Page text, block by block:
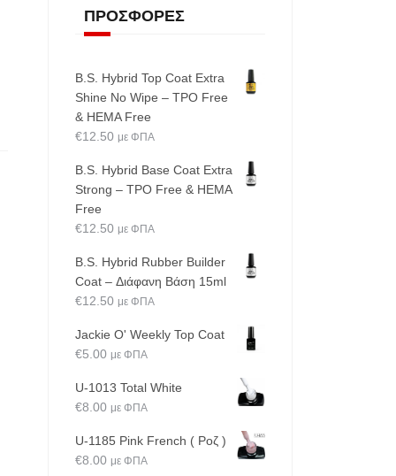
ΠΡΟΣΦΟΡΈΣ
B.S. Hybrid Top Coat Extra
Shine No Wipe – TPO Free
& HEMA Free
€12.50 με ΦΠΑ
B.S. Hybrid Base Coat Extra
Strong – TPO Free & HEMA
Free
€12.50 με ΦΠΑ
B.S. Hybrid Rubber Builder
Coat – Διάφανη Βάση 15ml
€12.50 με ΦΠΑ
Jackie O' Weekly Top Coat
€5.00 με ΦΠΑ
U-1013 Total White
€8.00 με ΦΠΑ
U-1185 Pink French ( Ροζ )
€8.00 με ΦΠΑ